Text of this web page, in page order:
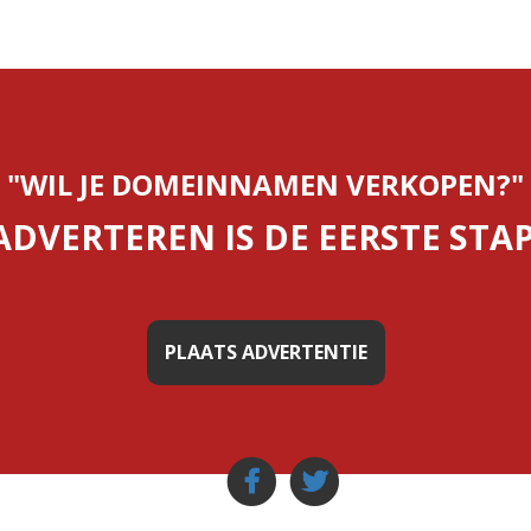
"WIL JE DOMEINNAMEN VERKOPEN?"
IS DE EERSTE
PLAATS ADVERTENTIE